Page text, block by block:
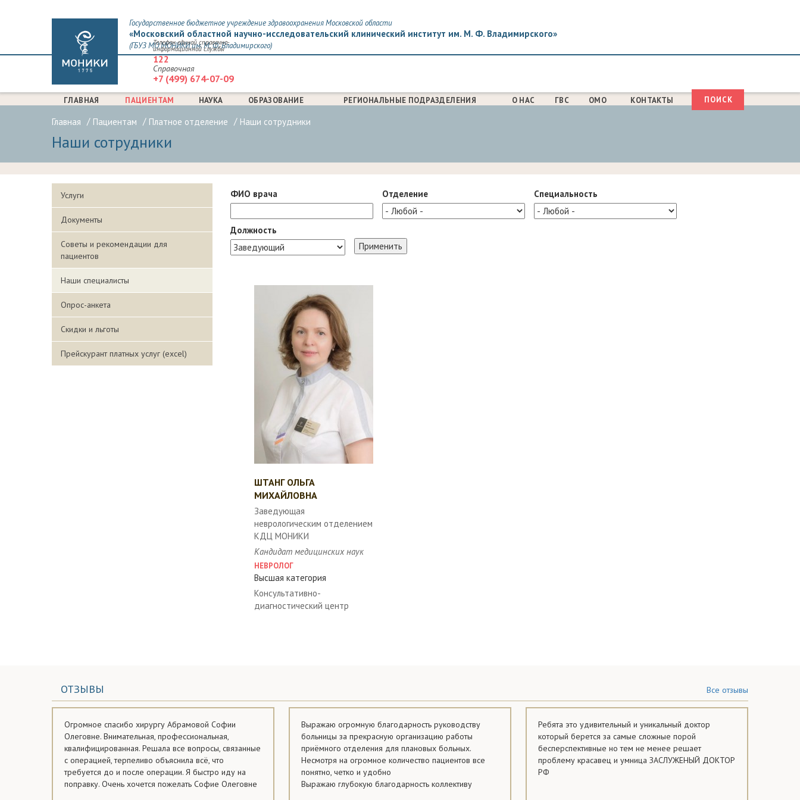
Государственное бюджетное учреждение здравоохранения Московской области
«Московский областной научно-исследовательский клинический институт им. М. Ф. Владимирского»
(ГБУЗ МО МОНИКИ им. М. Ф. Владимирского)
Телефон единой справочно-
информационной службы
122
Справочная
+7 (499) 674-07-09
ГЛАВНАЯ ПАЦИЕНТАМ НАУКА ОБРАЗОВАНИЕ РЕГИОНАЛЬНЫЕ ПОДРАЗДЕЛЕНИЯ О НАС ГВС ОМО КОНТАКТЫ
ФОРМА
Поиск
Главная Пациентам Платное отделение Наши сотрудники
Наши сотрудники
Услуги
Документы
Советы и рекомендации для
пациентов
Наши специалисты
Опрос-анкета
Скидки и льготы
Прейскурант платных услуг (excel)
ФИО врача Отделение Специальность
Должность
ШТАНГ ОЛЬГА
МИХАЙЛОВНА
Заведующая
неврологическим отделением
КДЦ МОНИКИ
Кандидат медицинских наук
НЕВРОЛОГ
Высшая категория
Консультативно-
диагностический центр
ОТЗЫВЫ Все отзывы
Огромное спасибо хирургу Абрамовой Софии
Олеговне. Внимательная, профессиональная,
квалифицированная. Решала все вопросы, связанные
с операцией, терпеливо объяснила всё, что
требуется до и после операции. Я быстро иду на
поправку. Очень хочется пожелать Софие Олеговне
Выражаю огромную благодарность руководству
больницы за прекрасную организацию работы
приёмного отделения для плановых больных.
Несмотря на огромное количество пациентов все
понятно, четко и удобно
Выражаю глубокую благодарность коллективу
Ребята это удивительный и уникальный доктор
который берется за самые сложные порой
бесперспективные но тем не менее решает
проблему красавец и умница ЗАСЛУЖЕНЫЙ ДОКТОР
РФ